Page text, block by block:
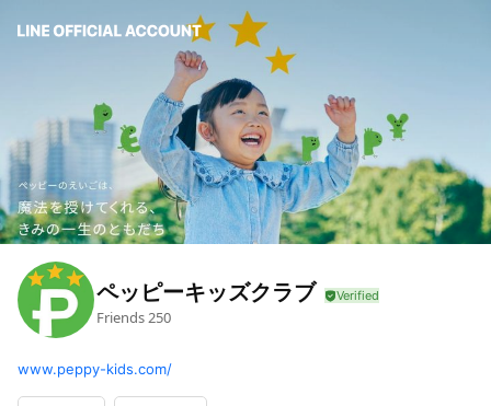
ペッピーキッズクラブ
Friends250
www.peppy-kids.com/